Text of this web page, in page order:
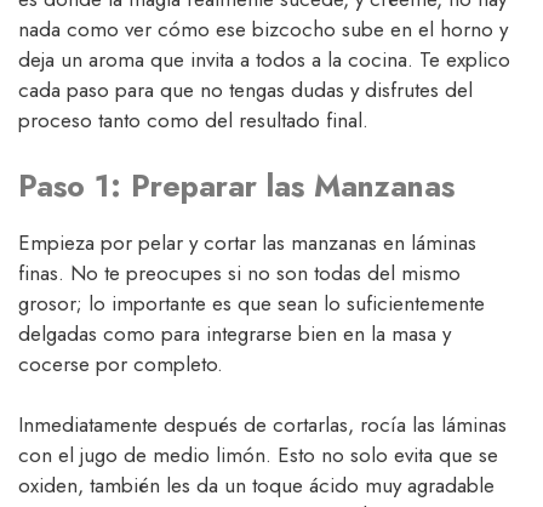
nada como ver cómo ese bizcocho sube en el horno y
deja un aroma que invita a todos a la cocina. Te explico
cada paso para que no tengas dudas y disfrutes del
proceso tanto como del resultado final.
Paso 1: Preparar las Manzanas
Empieza por pelar y cortar las manzanas en láminas
finas. No te preocupes si no son todas del mismo
grosor; lo importante es que sean lo suficientemente
delgadas como para integrarse bien en la masa y
cocerse por completo.
Inmediatamente después de cortarlas, rocía las láminas
con el jugo de medio limón. Esto no solo evita que se
oxiden, también les da un toque ácido muy agradable